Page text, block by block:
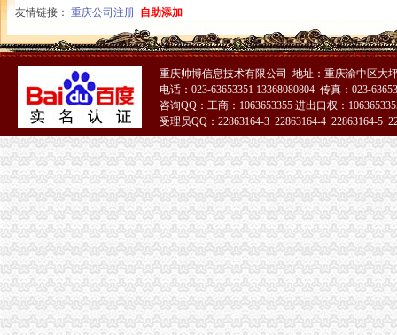
渝中区大坪正街四室两厅豪华大套房_重庆渝中区大坪短租房_游天下
常熟渝中区快递员招聘_虞山人才网
重庆百货：2010年度第三次临时股东大会会议资料_证券之星
重庆枫诚信息技术有限公司招聘_重庆枫诚信息技术有限公司新招聘_
大信国际物流（上海）有限公司重庆分公司-大信国际物流（上海）有
渝中区增高鞋加盟渝中区增高鞋加盟店渝中区加盟增高鞋店-渝中区
重庆百货大楼股份有限公司关於预计2015年日常关联交易公告
重庆渝中区肖杰律师-中顾法律网
重庆太实业（集团）股份有限公司对外投资暨关联交易公告_财经_
[股东会]重庆百货：2010年度第三次临时股东大会会议资料-[中财网]
成都西南交大工程建设咨询监理有限责任公司重庆分公司-主页
【东莞货运代理|东莞货运代理公司】-广州58同城
2016年版重庆市渝中区招商引资项目策划咨询报告-中商产业研究院-中
美亚集团-美亚国际机票代理,国际机票预订,美亚价机票预订,国
招商银行--重庆百货（）2013年度日常关联交易预计公告
包头到渝中区物流货运北京到渝中区物流搬家-产品展示-
友情链接： 重庆公司注册 自助添加
重庆帅博信息技术有限公司 地址：重庆渝中区大
电话：023-63653351 13368080804 传真：023-
咨询QQ：工商：1063653355 进出口权：
受理员QQ：22863164-3 22863164-4 22863164-5
51La